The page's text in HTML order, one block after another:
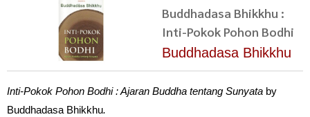
Buddhadasa Bhikkhu :
Inti-Pokok Pohon Bodhi
Buddhadasa Bhikkhu
Inti-Pokok Pohon Bodhi : Ajaran Buddha tentang Sunyata by
Buddhadasa Bhikkhu.